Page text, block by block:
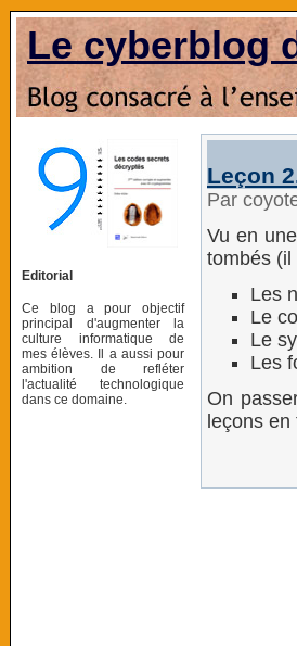
Le cyberblog
Editorial
Ce blog a pour objectif
principal d'augmenter la
culture informatique de
mes élèves. Il a aussi pour
ambition de refléter
l'actualité technologique
dans ce domaine.
Leçon
Par
Vu en
tombés (il
Les
Le
Le
Les
On
leçons en